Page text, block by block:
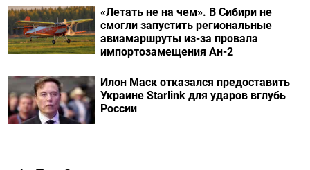
«Летать не на чем». В Сибири не
смогли запустить региональные
авиамаршруты из-за провала
импортозамещения Ан-2
Илон Маск отказался предоставить
Украине Starlink для ударов вглубь
России